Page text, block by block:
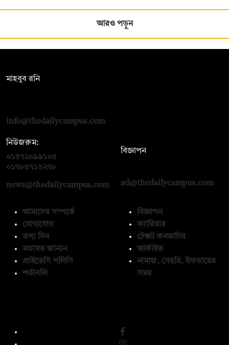
আরও পড়ুন
মাহবুব রনি
info@thedailycampus.com
নিউজরুম:
০১৫৭২০৯৯১০৫
০১৭৮৫৭১৬২৭৮
news@thedailycampus.com
বিজ্ঞাপন
ad@thedailycampus.com
আমাদের সম্পর্কে
যোগাযোগ
তথ্য দিন
মতামত জানান
প্রাইভেসি পলিসি
শর্তাবলি
বিজ্ঞাপন
ক্যারিয়ার
টেক্সট কনভার্টার
আর্কাইভ
নামাজ, সেহরি, ইফতারের
সময়